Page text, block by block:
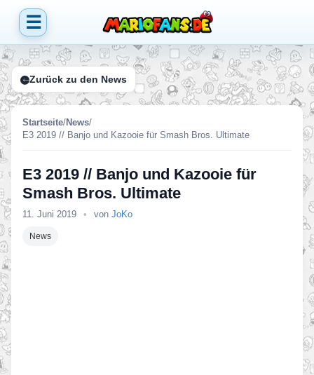
☰
Zurück zu den News
Startseite/News/
E3 2019 // Banjo und Kazooie für Smash Bros. Ultimate
E3 2019 // Banjo und Kazooie für
Smash Bros. Ultimate
11. Juni 2019 • von JoKo
News